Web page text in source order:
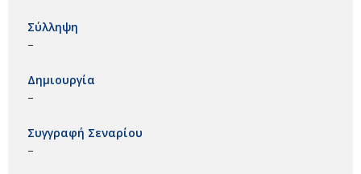
Σύλληψη
–
Δημιουργία
–
Συγγραφή Σεναρίου
–